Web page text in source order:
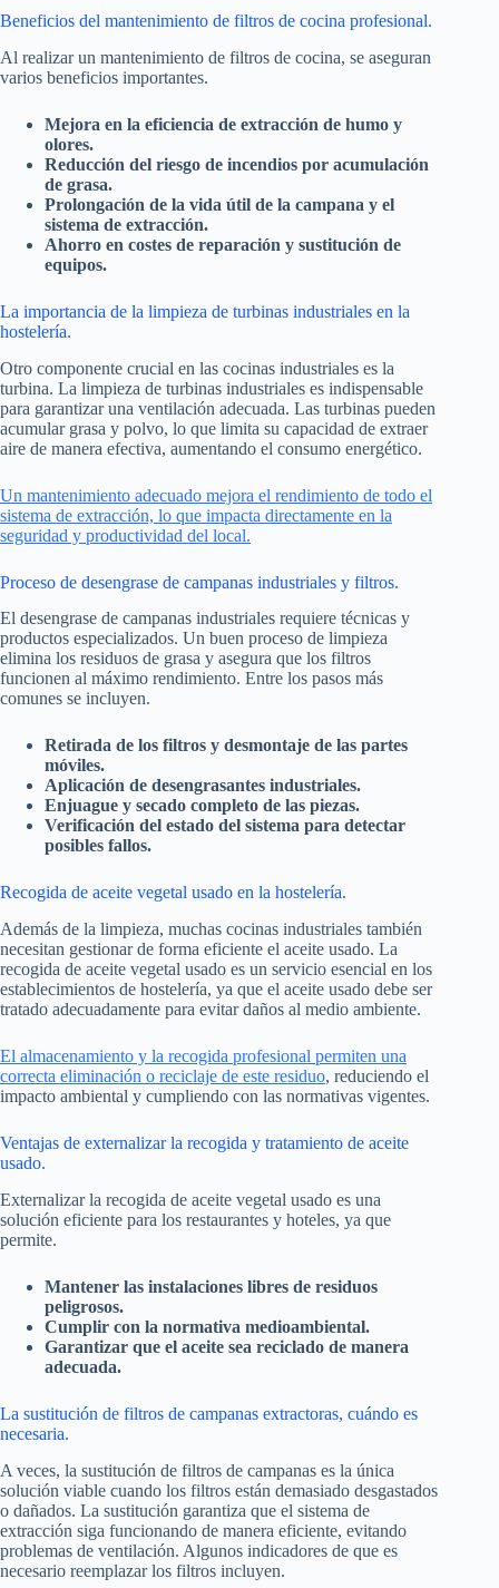
Beneficios del mantenimiento de filtros de cocina profesional.
Al realizar un mantenimiento de filtros de cocina, se aseguran
varios beneficios importantes.
Mejora en la eficiencia de extracción de humo y
olores.
Reducción del riesgo de incendios por acumulación
de grasa.
Prolongación de la vida útil de la campana y el
sistema de extracción.
Ahorro en costes de reparación y sustitución de
equipos.
La importancia de la limpieza de turbinas industriales en la
hostelería.
Otro componente crucial en las cocinas industriales es la
turbina. La limpieza de turbinas industriales es indispensable
para garantizar una ventilación adecuada. Las turbinas pueden
acumular grasa y polvo, lo que limita su capacidad de extraer
aire de manera efectiva, aumentando el consumo energético.
Un mantenimiento adecuado mejora el rendimiento de todo el
sistema de extracción, lo que impacta directamente en la
seguridad y productividad del local.
Proceso de desengrase de campanas industriales y filtros.
El desengrase de campanas industriales requiere técnicas y
productos especializados. Un buen proceso de limpieza
elimina los residuos de grasa y asegura que los filtros
funcionen al máximo rendimiento. Entre los pasos más
comunes se incluyen.
Retirada de los filtros y desmontaje de las partes
móviles.
Aplicación de desengrasantes industriales.
Enjuague y secado completo de las piezas.
Verificación del estado del sistema para detectar
posibles fallos.
Recogida de aceite vegetal usado en la hostelería.
Además de la limpieza, muchas cocinas industriales también
necesitan gestionar de forma eficiente el aceite usado. La
recogida de aceite vegetal usado es un servicio esencial en los
establecimientos de hostelería, ya que el aceite usado debe ser
tratado adecuadamente para evitar daños al medio ambiente.
El almacenamiento y la recogida profesional permiten una
correcta eliminación o reciclaje de este residuo, reduciendo el
impacto ambiental y cumpliendo con las normativas vigentes.
Ventajas de externalizar la recogida y tratamiento de aceite
usado.
Externalizar la recogida de aceite vegetal usado es una
solución eficiente para los restaurantes y hoteles, ya que
permite.
Mantener las instalaciones libres de residuos
peligrosos.
Cumplir con la normativa medioambiental.
Garantizar que el aceite sea reciclado de manera
adecuada.
La sustitución de filtros de campanas extractoras, cuándo es
necesaria.
A veces, la sustitución de filtros de campanas es la única
solución viable cuando los filtros están demasiado desgastados
o dañados. La sustitución garantiza que el sistema de
extracción siga funcionando de manera eficiente, evitando
problemas de ventilación. Algunos indicadores de que es
necesario reemplazar los filtros incluyen.